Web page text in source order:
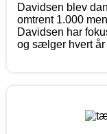
Davidsen blev
omtrent 1.000
Davidsen har
og sælger hvert år